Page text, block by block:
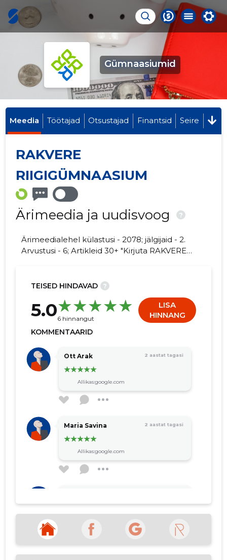
Gümnaasiumid
Meedia Töötajad Otsustajad Finantsid Seire
RAKVERE
RIIGIGÜMNAASIUM
Ärimeedia ja uudisvoog ?
Ärimeedialehel külastusi - 2078; jälgijaid - 2.
Arvustusi - 6; Artikleid 30+ "Kirjuta RAKVERE
TEISED HINDAVAD ?
5.06 hinnangut
LISA
HINNANG
KOMMENTAARID
Ott Arak 2 aastat tagasi
Allikas:google.com
Maria Savina 2 aastat tagasi
Allikas:google.com